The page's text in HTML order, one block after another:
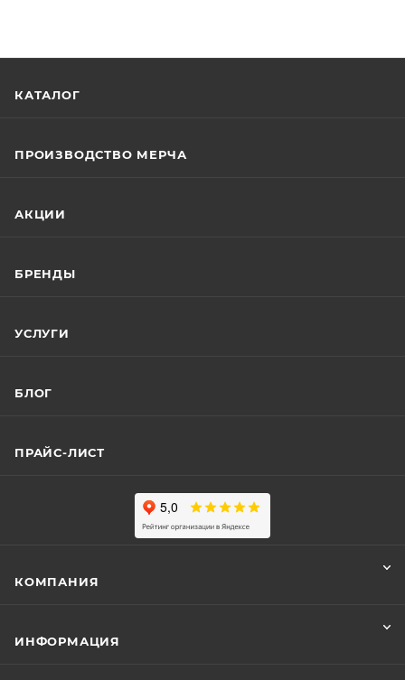
КАТАЛОГ
ПРОИЗВОДСТВО МЕРЧА
АКЦИИ
БРЕНДЫ
УСЛУГИ
БЛОГ
ПРАЙС-ЛИСТ
КОМПАНИЯ
ИНФОРМАЦИЯ